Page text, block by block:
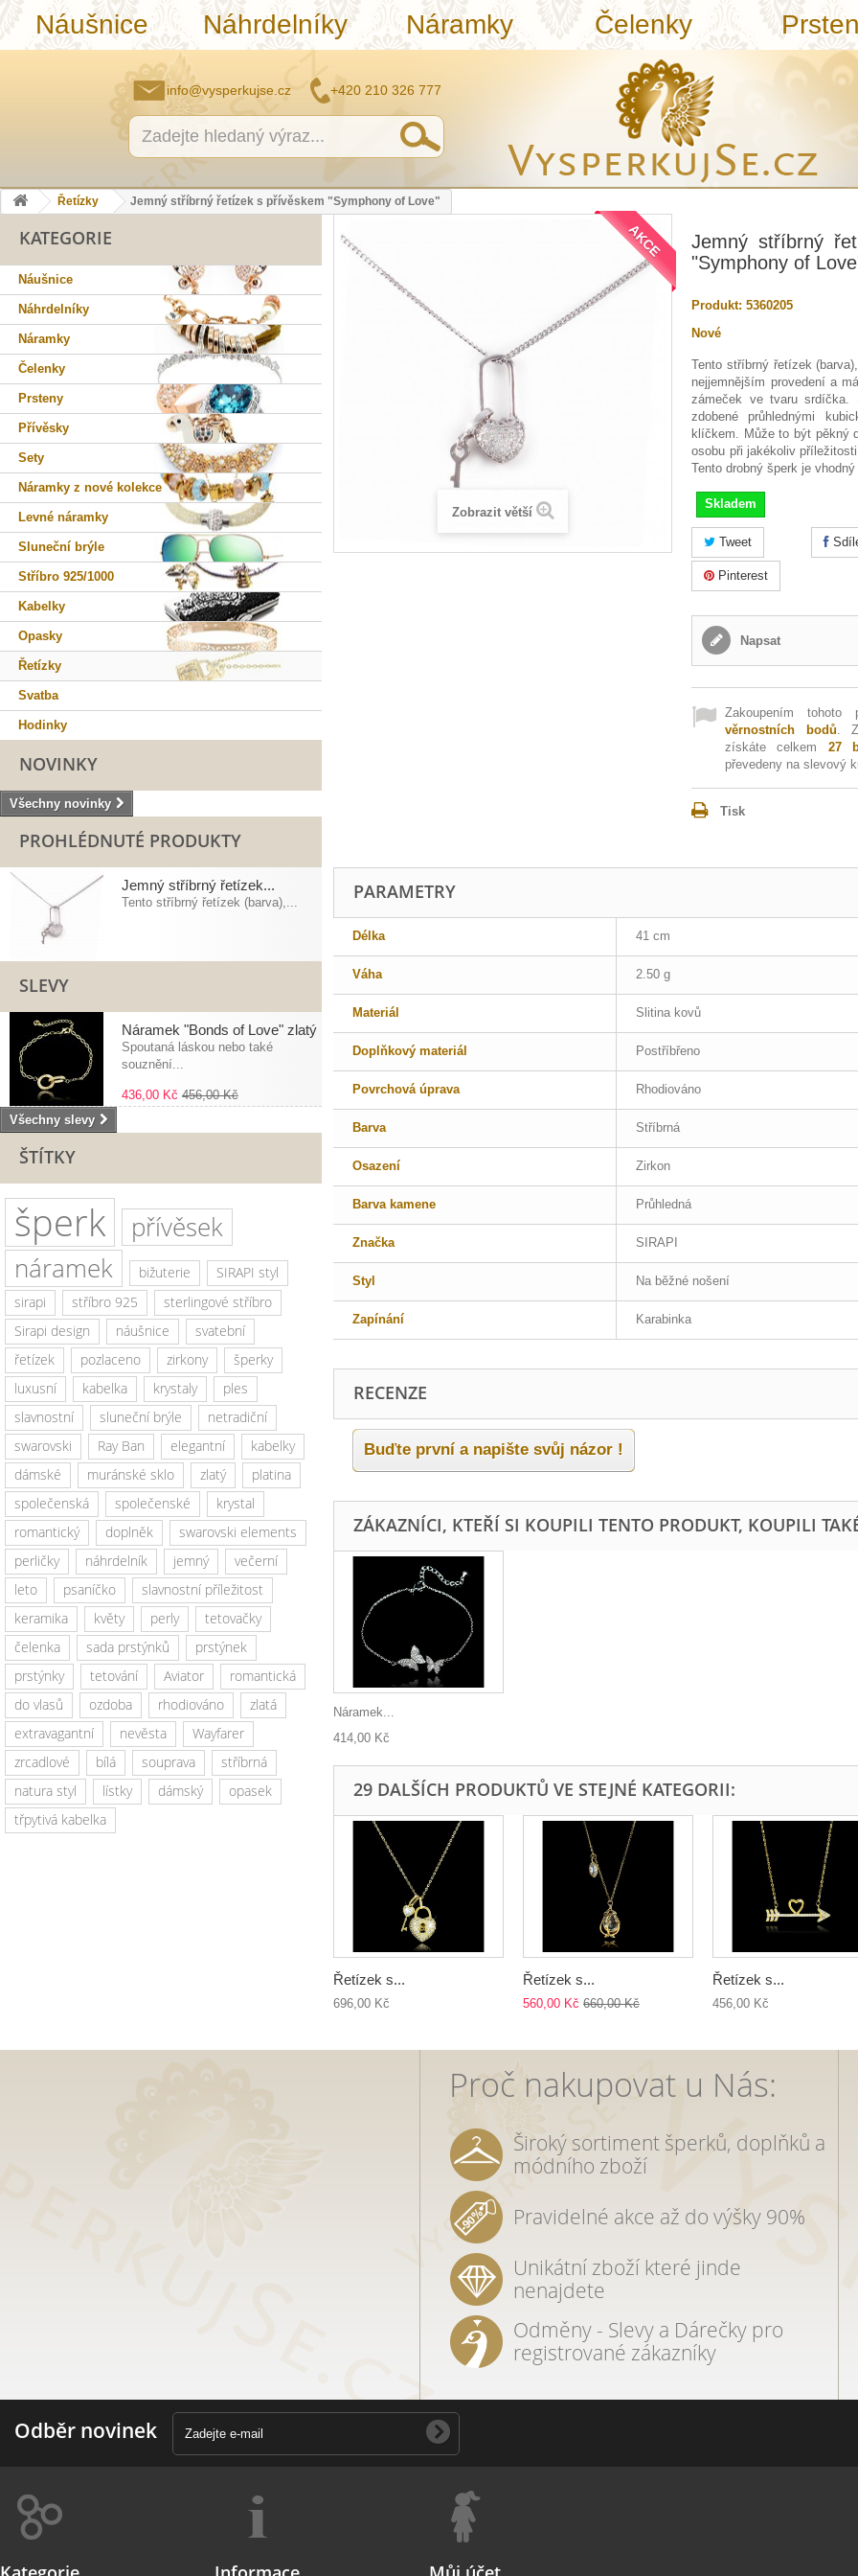
Náušnice Náhrdelníky Náramky Čelenky
info@vysperkujse.cz +420 210 326 777
Řetízky Jemný stříbrný řetízek s přívěskem "Symphony of Love"
KATEGORIE
Náušnice
Náhrdelníky
Náramky
Čelenky
Prsteny
Přívěsky
Sety
Náramky z nové kolekce
Levné náramky
Sluneční brýle
Stříbro 925/1000
Kabelky
Opasky
Řetízky
Svatba
Hodinky
NOVINKY
Všechny novinky
PROHLÉDNUTÉ PRODUKTY
Jemný stříbrný řetízek...
Tento stříbrný řetízek (barva),...
SLEVY
Náramek "Bonds of Love" zlatý
Spoutaná láskou nebo také
souznění...
436,00 Kč 456,00 Kč
Všechny slevy
ŠTÍTKY
šperk
přívěsek
náramek
bižuterie
SIRAPI styl
sirapi
stříbro 925
sterlingové stříbro
Sirapi design
náušnice
svatební
řetízek
pozlaceno zirkony
šperky
luxusní
kabelka krystaly
ples
slavnostní
sluneční brýle
netradiční
swarovski
Ray Ban elegantní
kabelky
dámské
muránské sklo zlatý
platina
společenská
společenské
krystal
romantický
doplněk
swarovski elements
perličky
náhrdelník jemný
večerní
leto
psaníčko
slavnostní příležitost
keramika
květy perly
tetovačky
čelenka
sada prstýnků
prstýnek
prstýnky
tetování Aviator
romantická
do vlasů
ozdoba rhodiováno
zlatá
extravagantní
nevěsta
Wayfarer
zrcadlové
bílá souprava
stříbrná
natura styl
lístky dámský
opasek
třpytivá kabelka
AKCE
Zobrazit větší
Jemný stříbrný
"Symphony of
Produkt: 5360205
Nové
Tento stříbrný řetízek
nejjemnějším provedení a
zámeček ve tvaru srdíčka.
zdobené průhlednými
klíčkem. Může to být pěkný
osobu při jakékoliv
Tento drobný šperk je
Skladem
Tweet
Pinterest
Napsat
Zakoupením
věrnostních bodů.
získáte celkem 27
převedeny na slevový
Tisk
PARAMETRY
Délka 41 cm
Váha 2.50 g
Materiál Slitina kovů
Doplňkový materiál Postříbřeno
Povrchová úprava Rhodiováno
Barva Stříbrná
Osazení Zirkon
Barva kamene Průhledná
Značka SIRAPI
Styl Na běžné nošení
Zapínání Karabinka
RECENZE
Buďte první a napište svůj názor !
ZÁKAZNÍCI, KTEŘÍ SI KOUPILI TENTO PRODUKT, KOUPILI
Náramek...
414,00 Kč
29 DALŠÍCH PRODUKTŮ VE STEJNÉ KATEGORII:
Řetízek s...
696,00 Kč
Řetízek s...
560,00 Kč 660,00 Kč
Řetízek s...
456,00 Kč
Proč nakupovat u Nás:
Široký sortiment šperků, doplňků a
módního zboží
Pravidelné akce až do výšky 90%
Unikátní zboží které jinde
nenajdete
Odměny - Slevy a Dárečky pro
registrované zákazníky
Odběr novinek